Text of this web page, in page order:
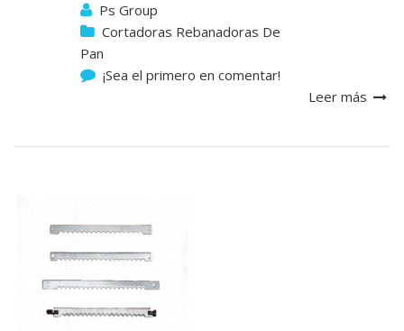
Ps Group
Cortadoras Rebanadoras De
Pan
¡Sea el primero en comentar!
Leer más